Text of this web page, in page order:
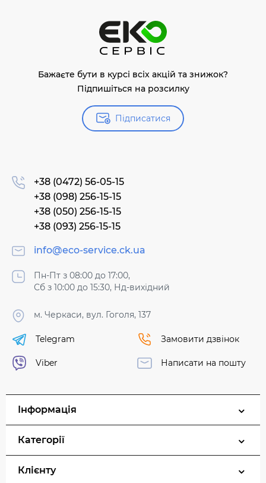
Бажаєте бути в курсі всіх акцій та знижок?
Підпишіться на розсилку
Підписатися
+38 (0472) 56-05-15
+38 (098) 256-15-15
+38 (050) 256-15-15
+38 (093) 256-15-15
info@eco-service.ck.ua
Пн-Пт з 08:00 до 17:00,
Сб з 10:00 до 15:30, Нд-вихідний
м. Черкаси, вул. Гоголя, 137
Telegram
Viber
Замовити дзвінок
Написати на пошту
Інформація
Категорії
Клієнту